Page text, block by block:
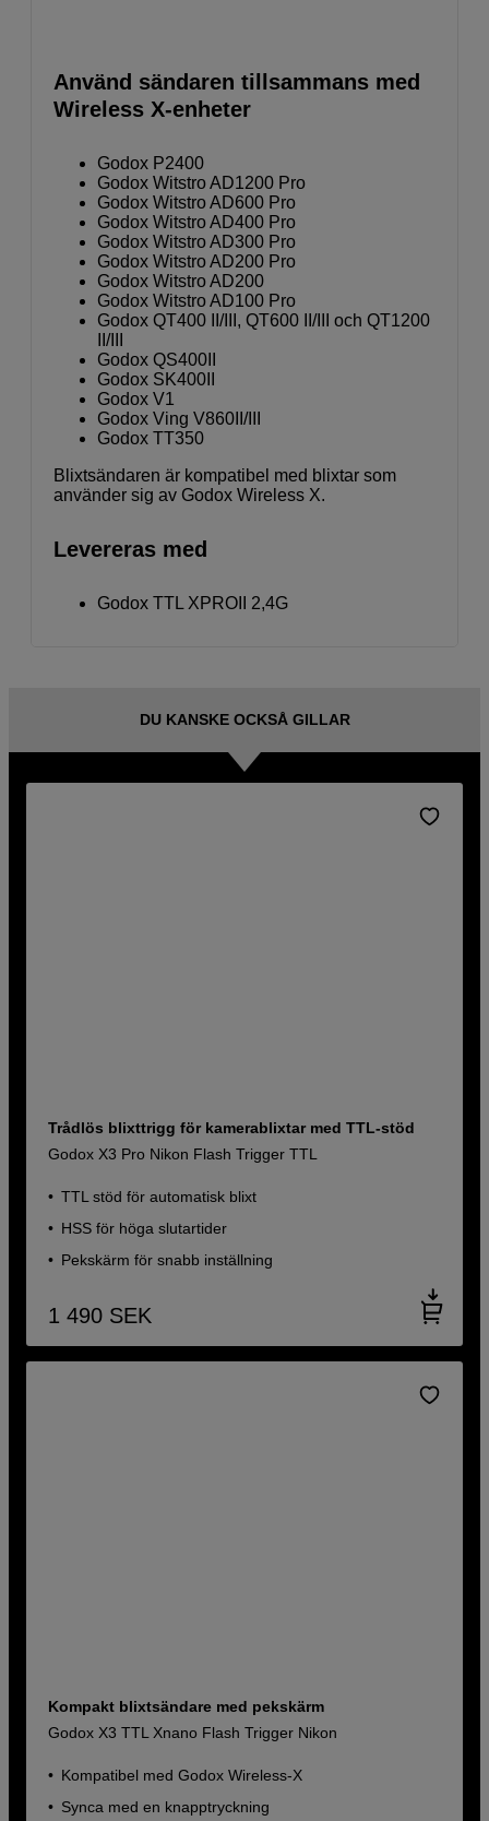
Använd sändaren tillsammans med
Wireless X-enheter
Godox P2400
Godox Witstro AD1200 Pro
Godox Witstro AD600 Pro
Godox Witstro AD400 Pro
Godox Witstro AD300 Pro
Godox Witstro AD200 Pro
Godox Witstro AD200
Godox Witstro AD100 Pro
Godox QT400 II/III, QT600 II/III och QT1200
II/III
Godox QS400II
Godox SK400II
Godox V1
Godox Ving V860II/III
Godox TT350
Blixtsändaren är kompatibel med blixtar som
använder sig av Godox Wireless X.
Levereras med
Godox TTL XPROII 2,4G
DU KANSKE OCKSÅ GILLAR
Trådlös blixttrigg för kamerablixtar med TTL-stöd
Godox X3 Pro Nikon Flash Trigger TTL
TTL stöd för automatisk blixt
HSS för höga slutartider
Pekskärm för snabb inställning
1 490 SEK
Kompakt blixtsändare med pekskärm
Godox X3 TTL Xnano Flash Trigger Nikon
Kompatibel med Godox Wireless-X
Synca med en knapptryckning